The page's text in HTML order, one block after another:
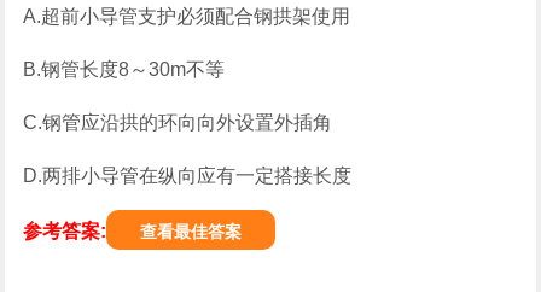
A.超前小导管支护必须配合钢拱架使用
B.钢管长度8～30m不等
C.钢管应沿拱的环向向外设置外插角
D.两排小导管在纵向应有一定搭接长度
参考答案: 查看最佳答案